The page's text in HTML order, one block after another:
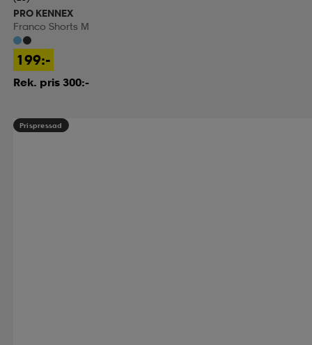
PRO KENNEX
Franco Shorts M
199:-
Rek. pris 300:-
Prispressad